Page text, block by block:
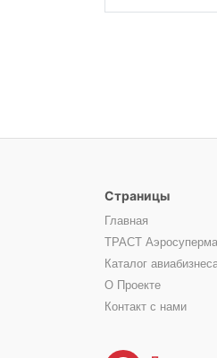
Страницы
Главная
ТРАСТ
Каталог
О Проекте
Контакт с нами